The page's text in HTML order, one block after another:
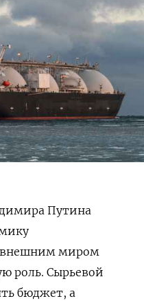
Путина
внешним миром
роль. Сырьевой
бюджет, а